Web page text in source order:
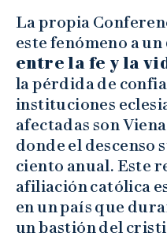
La propia
este fenómeno a un
entre la fe y la
la pérdida de
instituciones
afectadas son
donde el descenso
ciento anual. Este
afiliación católica
en un país que
un bastión del